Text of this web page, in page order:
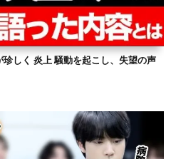
珍しく 炎上 騒動を起こし、失望の声